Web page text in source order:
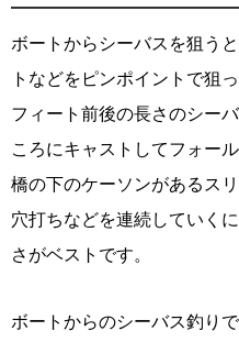
ボートからシーバスを狙う
トなどをピンポイントで狙
フィート前後の長さのシー
ころにキャストしてフォー
橋の下のケーソンがあるス
穴打ちなどを連続していく
さがベストです。
ボートからのシーバス釣り